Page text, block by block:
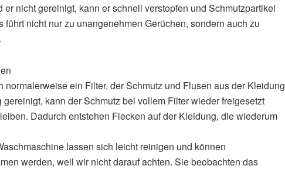
nicht gereinigt, kann er schnell verstopfen und Schmutzpartikel
nicht nur zu unangenehmen Gerüchen, sondern auch zu
normalerweise ein Filter, der Schmutz und Flusen aus der Kleidung
kann der Schmutz bei vollem Filter wieder freigesetzt
Dadurch entstehen Flecken auf der Kleidung, die wiederum
lassen sich leicht reinigen und können
werden, weil wir nicht darauf achten. Sie beobachten das